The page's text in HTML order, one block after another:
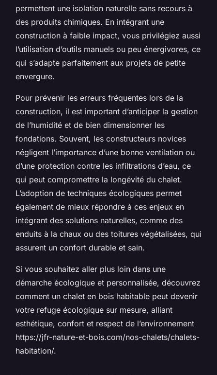
permettent une isolation naturelle sans recours à
des produits chimiques. En intégrant une
construction à faible impact, vous privilégiez aussi
l’utilisation d’outils manuels ou peu énergivores, ce
qui s’adapte parfaitement aux projets de petite
envergure.
Pour prévenir les erreurs fréquentes lors de la
construction, il est important d’anticiper la gestion
de l’humidité et de bien dimensionner les
fondations. Souvent, les constructeurs novices
négligent l’importance d’une bonne ventilation ou
d’une protection contre les infiltrations d’eau, ce
qui peut compromettre la longévité du chalet.
L’adoption de techniques écologiques permet
également de mieux répondre à ces enjeux en
intégrant des solutions naturelles, comme des
enduits à la chaux ou des toitures végétalisées, qui
assurent un confort durable et sain.
Si vous souhaitez aller plus loin dans une
démarche écologique et personnalisée, découvrez
comment un chalet en bois habitable peut devenir
votre refuge écologique sur mesure, alliant
esthétique, confort et respect de l’environnement
https://jfr-nature-et-bois.com/nos-chalets/chalets-
habitation/.